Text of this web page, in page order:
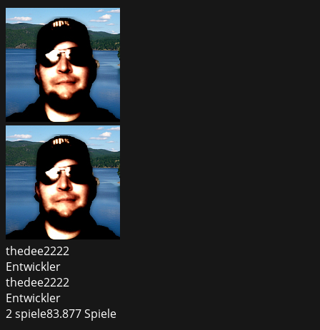
thedee2222
Entwickler
thedee2222
Entwickler
2spiele83.877Spiele